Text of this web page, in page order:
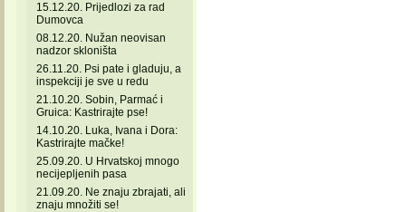
15.12.20. Prijedlozi za rad
Dumovca
08.12.20. Nužan neovisan
nadzor skloništa
26.11.20. Psi pate i gladuju, a
inspekciji je sve u redu
21.10.20. Sobin, Parmać i
Gruica: Kastrirajte pse!
14.10.20. Luka, Ivana i Dora:
Kastrirajte mačke!
25.09.20. U Hrvatskoj mnogo
necijepljenih pasa
21.09.20. Ne znaju zbrajati, ali
znaju množiti se!